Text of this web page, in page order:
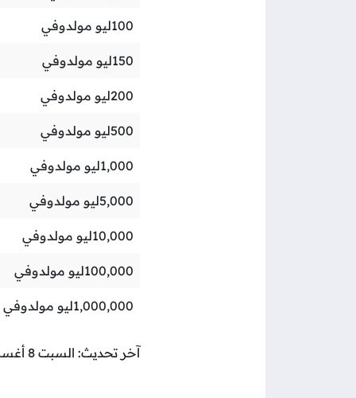
100ليو مولدوفي
150ليو مولدوفي
200ليو مولدوفي
500ليو مولدوفي
1,000ليو مولدوفي
5,000ليو مولدوفي
10,000ليو مولدوفي
100,000ليو مولدوفي
1,000,000ليو مولدوفي
آخر تحديث: السبت 8 أغسطس 2026